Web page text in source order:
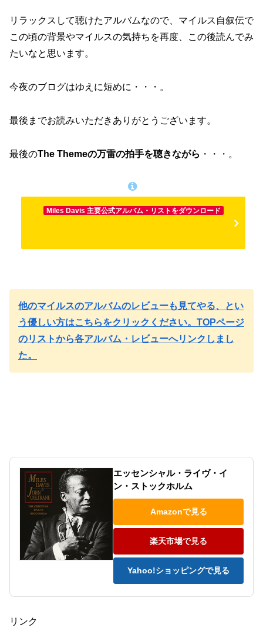
リラックスして聴けたアルバムなので、マイルス自叙伝で
この頃の背景やマイルスの気持ちを再度、この後読んでみ
たいなと思います。
今夜のブログはゆえに短めに・・・。
最後までお読みいただきありがとうございます。
最後のThe Themeの万雷の拍手を聴きながら ・・・。
Miles Davis 主要公式アルバム・リストをダウンロード
他のマイルスのアルバムのレビューも見てやる、とい
う優しい方はこちらをクリックください。TOPページ
のリストから各アルバム・レビューへリンクしまし
た。
エッセンシャル・ライヴ・イ
ン・ストックホルム
Amazonで見る
楽天市場で見る
Yahoo!ショッピングで見る
リンク